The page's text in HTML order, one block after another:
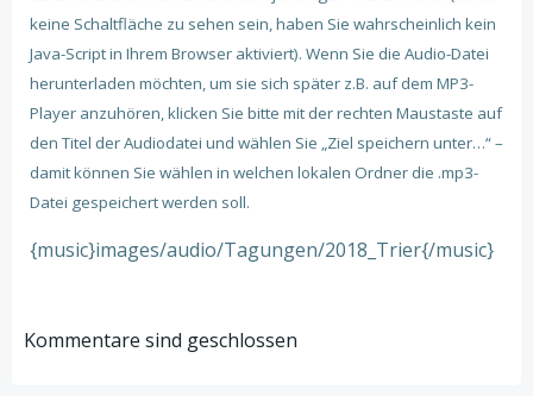
keine Schaltfläche zu sehen sein, haben Sie wahrscheinlich kein
Java-Script in Ihrem Browser aktiviert). Wenn Sie die Audio-Datei
herunterladen möchten, um sie sich später z.B. auf dem MP3-
Player anzuhören, klicken Sie bitte mit der rechten Maustaste auf
den Titel der Audiodatei und wählen Sie „Ziel speichern unter…“ –
damit können Sie wählen in welchen lokalen Ordner die .mp3-
Datei gespeichert werden soll.
{music}images/audio/Tagungen/2018_Trier{/music}
Kommentare sind geschlossen